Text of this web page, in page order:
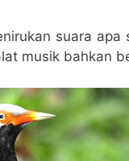
suara
musik bahkan